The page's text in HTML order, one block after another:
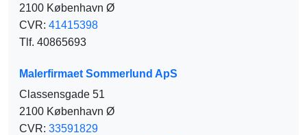
2100 København Ø
CVR: 41415398
Tlf. 40865693
Malerfirmaet Sommerlund ApS
Classensgade 51
2100 København Ø
CVR: 33591829